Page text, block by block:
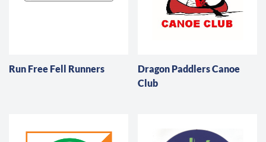
Run Free Fell Runners
Dragon Paddlers Canoe
Club